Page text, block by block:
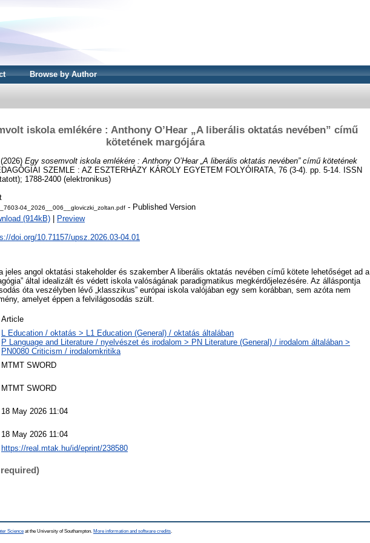
Browse by Author
iskola emlékére : Anthony O’Hear „A liberális oktatás nevében” című
kötetének margójára
(2026) Egy sosemvolt iskola emlékére : Anthony O’Hear „A liberális oktatás nevében” című kötetének
SZEMLE : AZ ESZTERHÁZY KÁROLY EGYETEM FOLYÓIRATA, 76 (3-4). pp. 5-14. ISSN
1788-2400 (elektronikus)
04_2026__006__gloviczki_zoltan.pdf - Published Version
(914kB)
Preview
doi.org/10.71157/upsz.2026.03-04.01
jeles angol oktatási stakeholder és szakember A liberális oktatás nevében című kötete lehetőséget ad a
által idealizált és védett iskola valóságának paradigmatikus megkérdőjelezésére. Az álláspontja
óta veszélyben lévő „klasszikus” európai iskola valójában egy sem korábban, sem azóta nem
amelyet éppen a felvilágosodás szült.
Article
L Education / oktatás > L1 Education (General) / oktatás általában
P Language and Literature / nyelvészet és irodalom > PN Literature (General) / irodalom általában >
PN0080 Criticism / irodalomkritika
MTMT SWORD
MTMT SWORD
18 May 2026 11:04
18 May 2026 11:04
https://real.mtak.hu/id/eprint/238580
Science at the University of Southampton. More information and software credits